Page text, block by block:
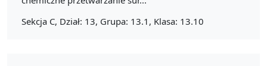
Sekcja C, Dział: 13, Grupa: 13.1, Klasa: 13.10